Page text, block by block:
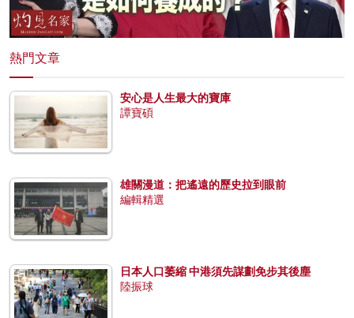
熱門文章
安心是人生最大的寶庫
譚寶碩
雄關漫道：把遙遠的歷史拉到眼前
編輯精選
日本人口萎縮 中港須先謀劃免步其後塵
陸振球